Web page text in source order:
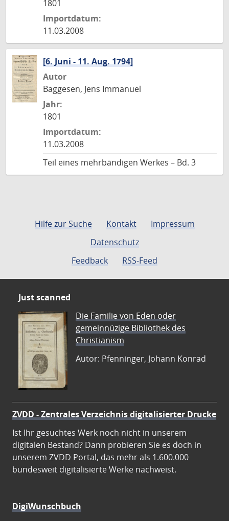
1801
Importdatum:
11.03.2008
[6. Juni - 11. Aug. 1794]
Autor
Baggesen, Jens Immanuel
Jahr:
1801
Importdatum:
11.03.2008
Teil eines mehrbändigen Werkes – Bd. 3
Hilfe zur Suche Kontakt
Impressum
Datenschutz
Feedback
RSS-Feed
Just scanned
Die Familie von Eden oder
gemeinnüzige Bibliothek des
Christianism
Autor: Pfenninger, Johann Konrad
ZVDD - Zentrales Verzeichnis digitalisierter Drucke
Ist Ihr gesuchtes Werk noch nicht in unserem
digitalen Bestand? Dann probieren Sie es doch in
unserem ZVDD Portal, das mehr als 1.600.000
bundesweit digitalisierte Werke nachweist.
DigiWunschbuch